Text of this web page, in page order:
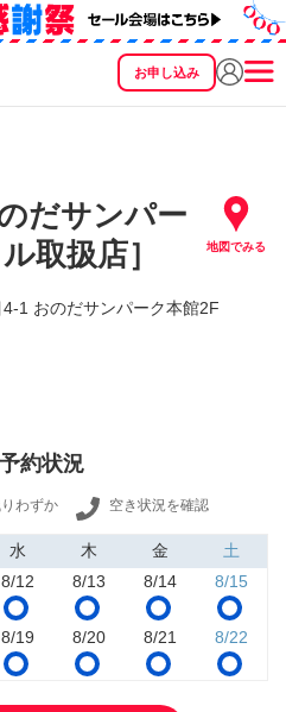
お申し込み
だサンパー
取扱店］
地図でみる
おのだサンパーク本館2F
約状況
わずか 空き状況を確認
水 木 金
土
8/12 8/13 8/14 8/15
8/19 8/20 8/21 8/22